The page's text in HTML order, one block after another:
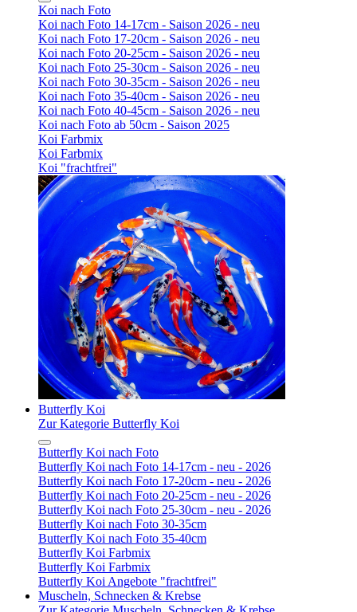
Koi nach Foto
Koi nach Foto 14-17cm - Saison 2026 - neu
Koi nach Foto 17-20cm - Saison 2026 - neu
Koi nach Foto 20-25cm - Saison 2026 - neu
Koi nach Foto 25-30cm - Saison 2026 - neu
Koi nach Foto 30-35cm - Saison 2026 - neu
Koi nach Foto 35-40cm - Saison 2026 - neu
Koi nach Foto 40-45cm - Saison 2026 - neu
Koi nach Foto ab 50cm - Saison 2025
Koi Farbmix
Koi Farbmix
Koi "frachtfrei"
Butterfly Koi
Zur Kategorie Butterfly Koi
Butterfly Koi nach Foto
Butterfly Koi nach Foto 14-17cm - neu - 2026
Butterfly Koi nach Foto 17-20cm - neu - 2026
Butterfly Koi nach Foto 20-25cm - neu - 2026
Butterfly Koi nach Foto 25-30cm - neu - 2026
Butterfly Koi nach Foto 30-35cm
Butterfly Koi nach Foto 35-40cm
Butterfly Koi Farbmix
Butterfly Koi Farbmix
Butterfly Koi Angebote "frachtfrei"
Muscheln, Schnecken & Krebse